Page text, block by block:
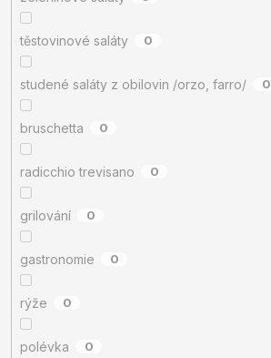
těstovinové saláty 0
studené saláty z obilovin /orzo, farro/ 0
bruschetta 0
radicchio trevisano 0
grilování 0
gastronomie 0
rýže 0
polévka 0